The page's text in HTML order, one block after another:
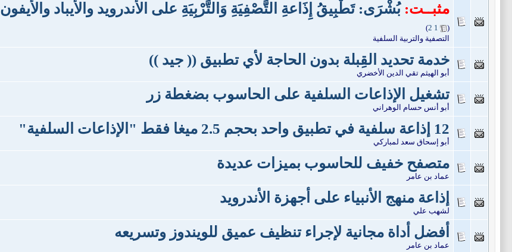
مثبــت: بُشْرَى: تَطْبِيقُ إِذَاعةِ التَّصْفِيَةِ وَالتَّرْبِيَةِ على الأُندرويد والأيباد والأيفون
(
1
2
)
التصفية والتربية السلفية
خدمة تحديد القِبلة بدون الحاجة لأي تطبيق (( جيد ))
أبو الهيثم تقي الدين الأخضري
تشغيل الإذاعات السلفية على الحاسوب بضغطة زر
أبو أنس حسام الوهراني
12 إذاعة سلفية في تطبيق واحد بحجم 2.5 ميغا فقط "الإذاعات السلفية"
أبو إسحاق سعد لمباركي
متصفح خفيف للحاسوب بميزات عديدة
عماد بن عامر
إذاعة منهج الأنبياء على أجهزة الأندرويد
لشهب علي
أفضل أداة مجانية لإجراء تنظيف عميق للويندوز وتسريعه
عماد بن عامر